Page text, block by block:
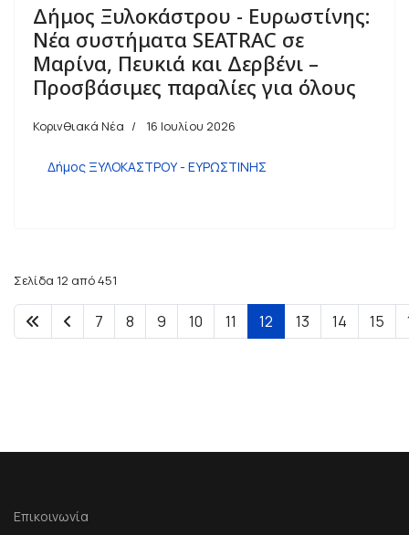
Δήμος Ξυλοκάστρου - Ευρωστίνης:
Νέα συστήματα SEATRAC σε
Μαρίνα, Πευκιά και Δερβένι –
Προσβάσιμες παραλίες για όλους
Κορινθιακά Νέα 16 Ιουλίου 2026
Δήμος ΞΥΛΟΚΑΣΤΡΟΥ - ΕΥΡΩΣΤΙΝΗΣ
Σελίδα 12 από 451
7 8 9 10 11 12 13 14 15
Επικοινωνία